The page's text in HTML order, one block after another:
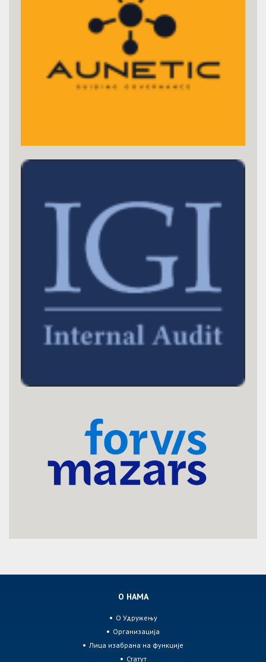
О НАМА
О Удружењу
Организација
Лица изабрана на функције
Статут